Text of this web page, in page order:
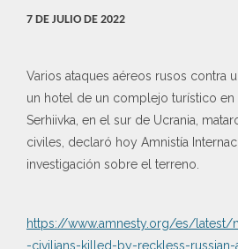
7 DE JULIO DE 2022
Varios ataques aéreos rusos contra
un hotel de un complejo turístico
Serhiivka, en el sur de Ucrania,
civiles, declaró hoy Amnistía
investigación sobre el terreno.
https://www.amnesty.org/es/
-civilians-killed-by-reckless-russian-